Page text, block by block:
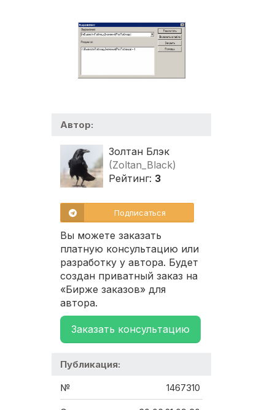
Автор:
Золтан Блэк
(Zoltan_Black)
Рейтинг: 3
Подписаться
Вы можете заказать
платную консультацию или
разработку у автора. Будет
создан приватный заказ на
«Бирже заказов» для
автора.
Заказать консультацию
Публикация:
№ 1467310